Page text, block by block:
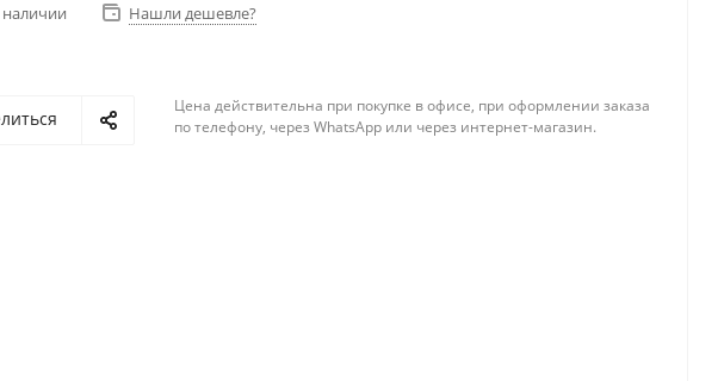
наличии Нашли дешевле?
Цена действительна при покупке в офисе, при оформлении заказа
по телефону, через WhatsApp или через интернет-магазин.